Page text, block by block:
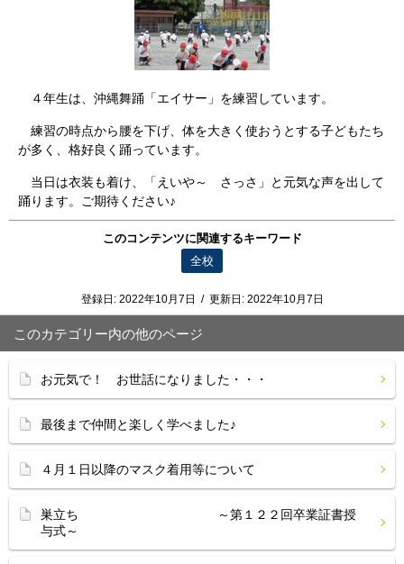
４年生は、沖縄舞踊「エイサー」を練習しています。
練習の時点から腰を下げ、体を大きく使おうとする子どもたち
が多く、格好良く踊っています。
当日は衣装も着け、「えいや～ さっさ」と元気な声を出して
踊ります。ご期待ください♪
このコンテンツに関連するキーワード
全校
登録日: 2022年10月7日 / 更新日: 2022年10月7日
このカテゴリー内の他のページ
お元気で！ お世話になりました・・・
最後まで仲間と楽しく学べました♪
４月１日以降のマスク着用等について
巣立ち ～第１２２回卒業証書授
与式～